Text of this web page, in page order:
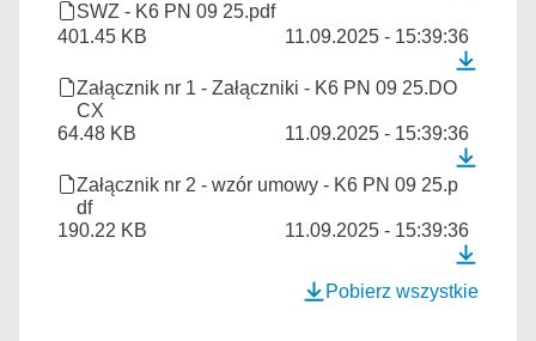
SWZ - K6 PN 09 25.pdf
401.45 KB
11.09.2025 - 15:39:36
Załącznik nr 1 - Załączniki - K6 PN 09 25.DO
CX
64.48 KB
11.09.2025 - 15:39:36
Załącznik nr 2 - wzór umowy - K6 PN 09 25.p
df
190.22 KB
11.09.2025 - 15:39:36
Pobierz wszystkie